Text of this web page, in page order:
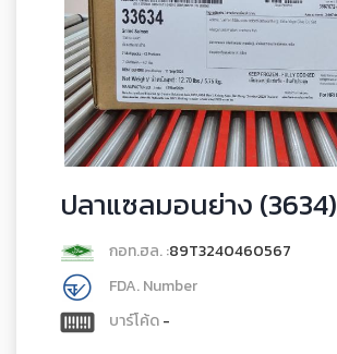
ปลาแซลมอนย่าง (3634)
กอท.ฮล. :89T3240460567
FDA. Number
บาร์โค้ด-